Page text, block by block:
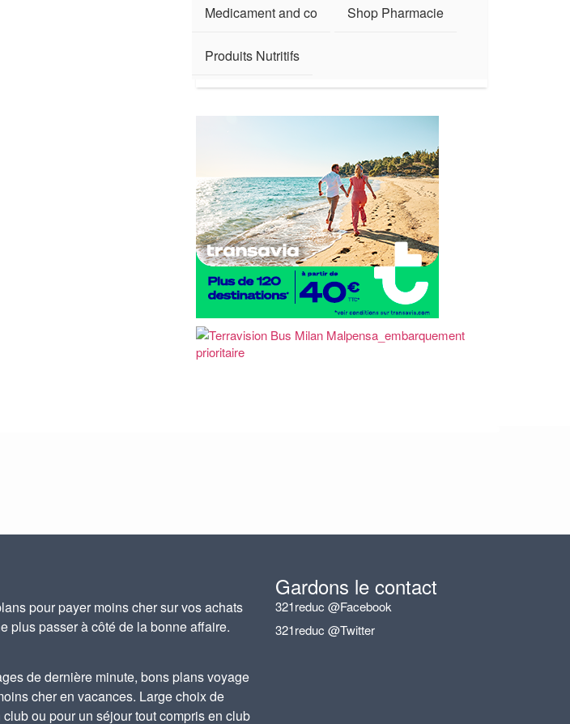
Medicament and co Shop Pharmacie
Produits Nutritifs
pour payer moins cher sur vos achats
plus passer à côté de la bonne affaire.
de dernière minute, bons plans voyage
cher en vacances. Large choix de
ou pour un séjour tout compris en club
Gardons le contact
321reduc @Facebook
321reduc @Twitter